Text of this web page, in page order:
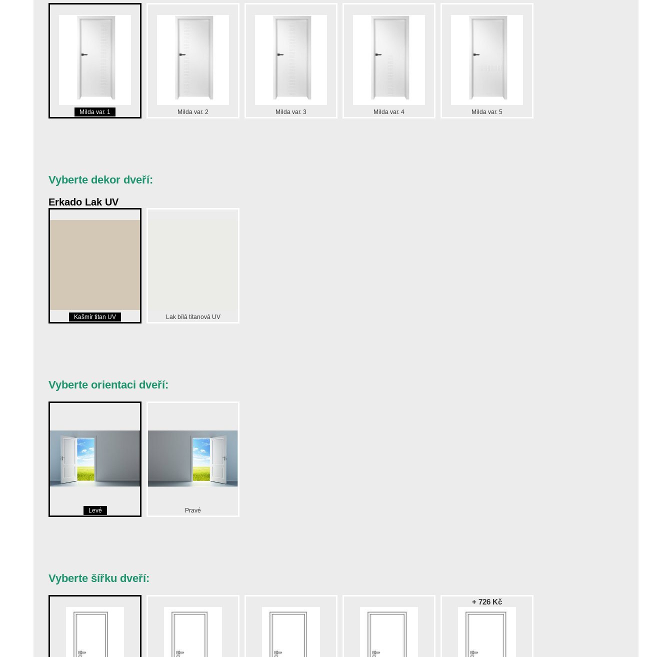
Milda var. 1 Milda var. 2 Milda var. 3 Milda var. 4 Milda var. 5
Vyberte dekor dveří:
Erkado Lak UV
Kašmír titan UV Lak bílá titanová UV
Vyberte orientaci dveří:
Levé Pravé
Vyberte šířku dveří:
+ 726 Kč